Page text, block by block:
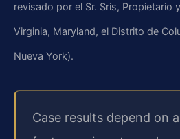
revisado por el Sr. Sris, Propietario
Virginia, Maryland, el Distrito de
Nueva York).
Case results depend on